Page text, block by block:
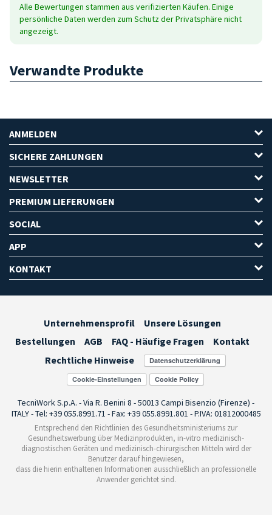
Alle Bewertungen stammen aus verifizierten Käufen. Einige
persönliche Daten werden zum Schutz der Privatsphäre nicht
angezeigt.
Verwandte Produkte
ANMELDEN
SICHERE ZAHLUNGEN
NEWSLETTER
PREMIUM LIEFERUNGEN
SOCIAL
APP
KONTAKT
Unternehmensprofil
Unsere Lösungen
Bestellungen
AGB FAQ - Häufige Fragen
Kontakt
Rechtliche Hinweise
Cookie-Einstellungen
TecniWork S.p.A. - Via R. Benini 8 - 50013 Campi Bisenzio (Firenze) -
ITALY - Tel: +39 055.8991.71 - Fax: +39 055.8991.801 - P.IVA: 01812000485
Entsprechend den Richtlinien des Gesundheitsministeriums zur
Gesundheitswerbung über Medizinprodukten, in-vitro medizinisch-
diagnostischen Geräten und medizinisch-chirurgischen Mitteln wird der
Benutzer darauf hingewiesen,
dass die hierin enthaltenen Informationen ausschließlich an professionelle
Anwender gerichtet sind.